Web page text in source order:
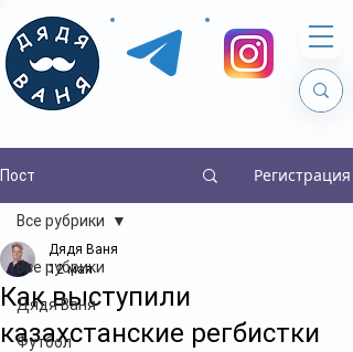
Пост Регистрация
Все рубрики
Дядя Ваня
Футбол
Все рубрики
Как выступили
казахстанские регбистки
Дядя Ваня
12 мая